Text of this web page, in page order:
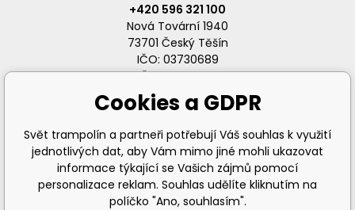
+420 596 321 100
Nová Tovární 1940
73701 Český Těšín
IČO: 03730689
DIČ: CZ03730689
info@svet-trampolin.cz
Cookies a GDPR
Svět trampolín a partneři potřebují Váš souhlas k využití
jednotlivých dat, aby Vám mimo jiné mohli ukazovat
informace týkající se Vašich zájmů pomocí
personalizace reklam. Souhlas udělíte kliknutím na
políčko "Ano, souhlasím".